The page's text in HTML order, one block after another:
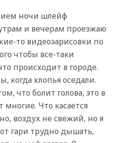
ночи шлейф
и вечерам проезжаю
то видеозарисовки по
чтобы все-таки
происходит в городе.
когда хлопья оседали.
что болит голова, это в
Что касается
воздух не свежий, но я
гари трудно дышать,